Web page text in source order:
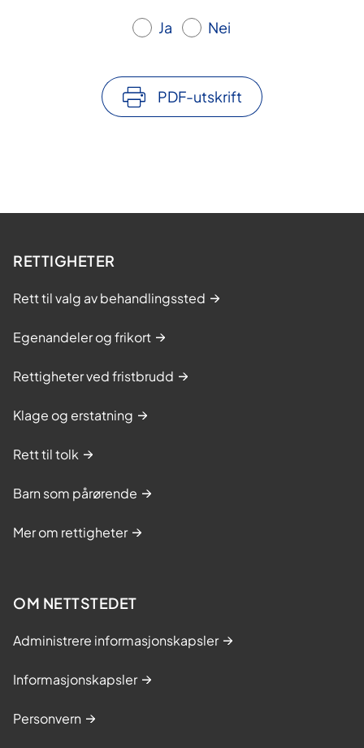
Ja Nei
PDF-utskrift
RETTIGHETER
Rett til valg av behandlingssted
Egenandeler og frikort
Rettigheter ved fristbrudd
Klage og erstatning
Rett til tolk
Barn som pårørende
Mer om rettigheter
OM NETTSTEDET
Administrere informasjonskapsler
Informasjonskapsler
Personvern